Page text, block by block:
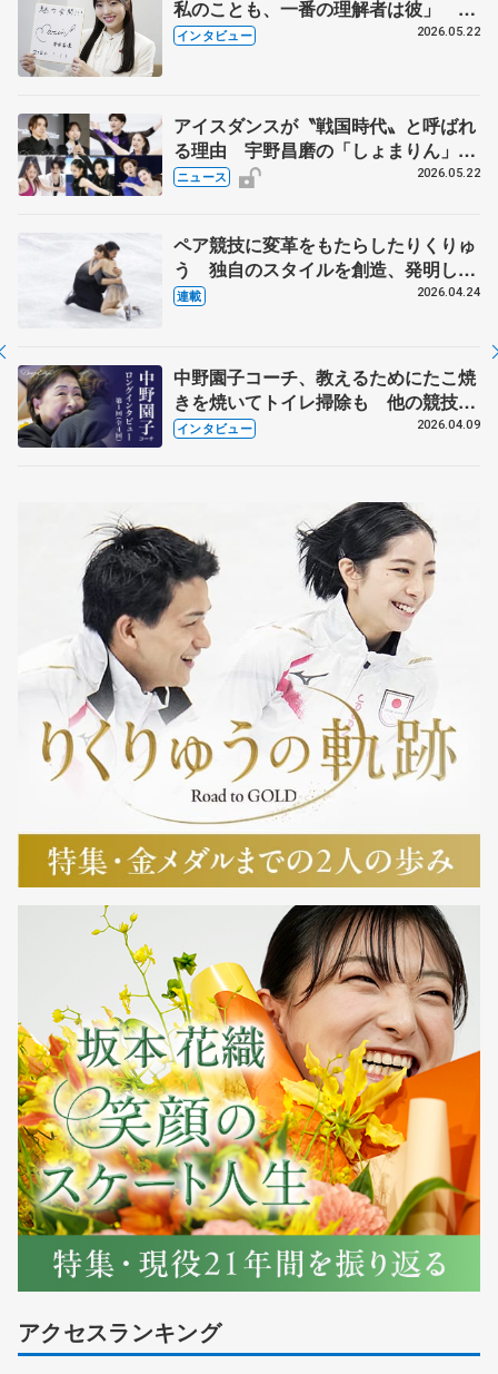
私のことも、一番の理解者は彼」 引
退時の単独インタビューで語った競技
インタビュー 2026.05.22
アイスダンスが〝戦国時代〟と呼ばれ
る理由 宇野昌磨の「しょまりん」ら
実力者が相次いで参戦 国内の競争激
ニュース 2026.05.22
ペア競技に変革をもたらしたりくりゅ
う 独自のスタイルを創造、発明した
【引退発表後②】
連載 2026.04.24
中野園子コーチ、教えるためにたこ焼
きを焼いてトイレ掃除も 他の競技に
も通用するという坂本花織の筋肉
インタビュー 2026.04.09
アクセスランキング